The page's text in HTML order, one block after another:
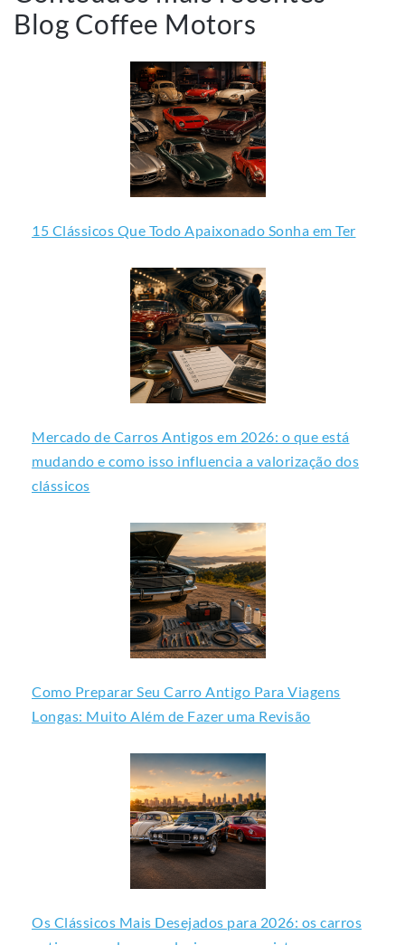
Blog Coffee Motors
15 Clássicos Que Todo Apaixonado Sonha em Ter
Mercado de Carros Antigos em 2026: o que está
mudando e como isso influencia a valorização dos
clássicos
Como Preparar Seu Carro Antigo Para Viagens
Longas: Muito Além de Fazer uma Revisão
Os Clássicos Mais Desejados para 2026: os carros